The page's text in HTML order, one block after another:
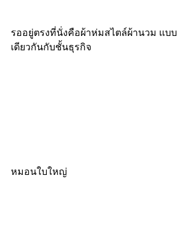
รออยู่ตรงที่นั่งคือผ้าห่มสไตล์ผ้านวม แบบ
เดียวกันกับชั้นธุรกิจ
หมอนใบใหญ่